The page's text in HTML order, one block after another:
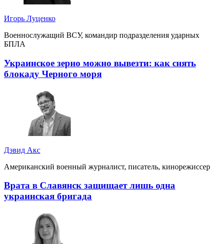
Игорь Луценко
Военнослужащий ВСУ, командир подразделения ударных
БПЛА
Украинское зерно можно вывезти: как снять
блокаду Черного моря
Дэвид Акс
Американский военный журналист, писатель, кинорежиссер
Врата в Славянск защищает лишь одна
украинская бригада